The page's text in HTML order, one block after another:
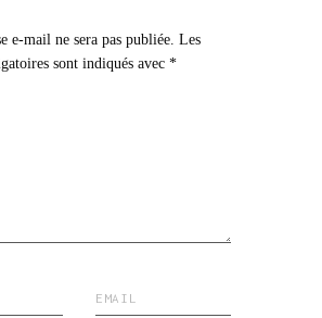
e-mail ne sera pas publiée. Les
sont indiqués avec *